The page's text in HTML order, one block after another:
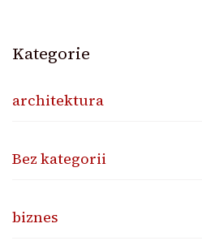
Kategorie
architektura
Bez kategorii
biznes